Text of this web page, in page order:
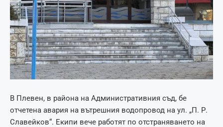
В Плевен, в района на Административния съд, бе
отчетена авария на вътрешния водопровод на ул. „П. Р.
Славейков“. Екипи вече работят по отстраняването на